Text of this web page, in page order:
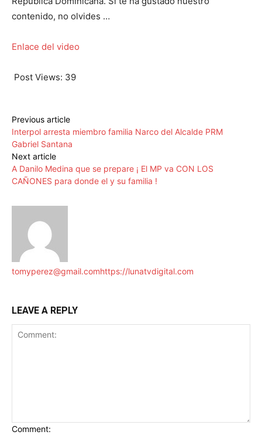
contenido, no olvides …
Enlace del video
Post Views: 39
Previous article
Interpol arresta miembro familia Narco del Alcalde PRM
Gabriel Santana
Next article
A Danilo Medina que se prepare ¡ El MP va CON LOS
CAÑONES para donde el y su familia !
tomyperez@gmail.comhttps://lunatvdigital.com
LEAVE A REPLY
Comment: